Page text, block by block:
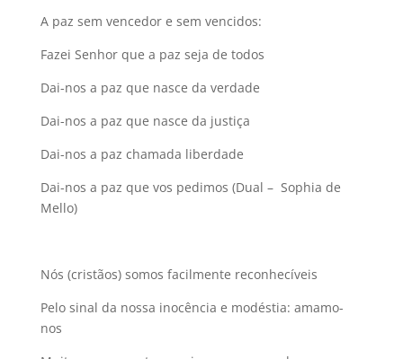
A paz sem vencedor e sem vencidos:
Fazei Senhor que a paz seja de todos
Dai-nos a paz que nasce da verdade
Dai-nos a paz que nasce da justiça
Dai-nos a paz chamada liberdade
Dai-nos a paz que vos pedimos (Dual – Sophia de
Mello)
Nós (cristãos) somos facilmente reconhecíveis
Pelo sinal da nossa inocência e modéstia: amamo-
nos